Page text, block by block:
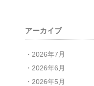
アーカイブ
2026年7月
2026年6月
2026年5月